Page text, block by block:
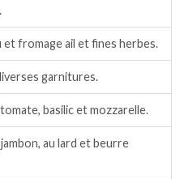
et fromage ail et fines herbes.
garnitures.
basilic et mozzarelle.
au lard et beurre